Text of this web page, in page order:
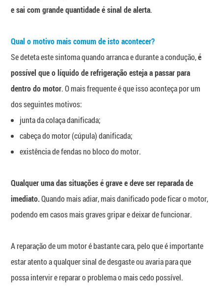
e sai com grande quantidade é sinal de alerta.
Qual o motivo mais comum de isto acontecer?
Se deteta este sintoma quando arranca e durante a condução,é
possível que o líquido de refrigeração esteja a passar para
dentro do motor. O mais frequente é que isso aconteça por um
dos seguintes motivos:
junta da colaça danificada;
cabeça do motor (cúpula) danificada;
existência de fendas no bloco do motor.
Qualquer uma das situações é grave e deve ser reparada de
imediato.Quando mais adiar, mais danificado pode ficar o motor,
podendo em casos mais graves gripar e deixar de funcionar.
A reparação de um motor é bastante cara, pelo que é importante
estar atento a qualquer sinal de desgaste ou avaria para que
possa intervir e reparar o problema o mais cedo possível.